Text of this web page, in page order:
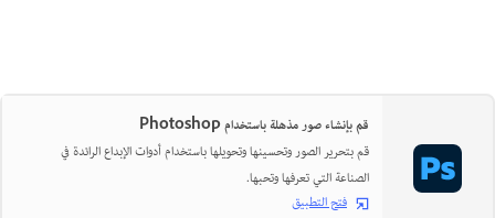
قم بإنشاء صور مذهلة باستخدام Photoshop
قم بتحرير الصور وتحسينها وتحويلها باستخدام أدوات الإبداع الرائدة في
الصناعة التي تعرفها وتحبها.
فتح التطبيق